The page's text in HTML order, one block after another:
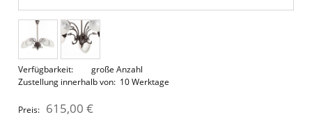
Verfügbarkeit:
große Anzahl
Zustellung innerhalb von: 10 Werktage
Preis: 615,00 €